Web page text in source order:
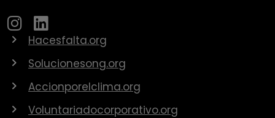
Hacesfalta.org
Solucionesong.org
Accionporelclima.org
Voluntariadocorporativo.org